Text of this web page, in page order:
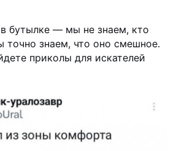
бутылке — мы не знаем, кто
точно знаем, что оно смешное.
приколы для искателей